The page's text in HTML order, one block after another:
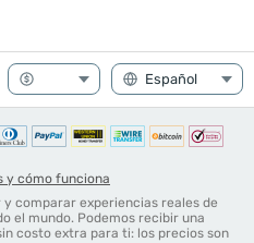
y cómo funciona
comparar experiencias reales de
el mundo. Podemos recibir una
costo extra para ti: los precios son